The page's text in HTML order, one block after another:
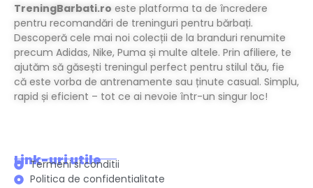
TreningBarbati.ro este platforma ta de încredere
pentru recomandări de treninguri pentru bărbați.
Descoperă cele mai noi colecții de la branduri renumite
precum Adidas, Nike, Puma și multe altele. Prin afiliere, te
ajutăm să găsești treningul perfect pentru stilul tău, fie
că este vorba de antrenamente sau ținute casual. Simplu,
rapid și eficient – tot ce ai nevoie într-un singur loc!
Link-uri utile
Termeni si conditii
Politica de confidentialitate